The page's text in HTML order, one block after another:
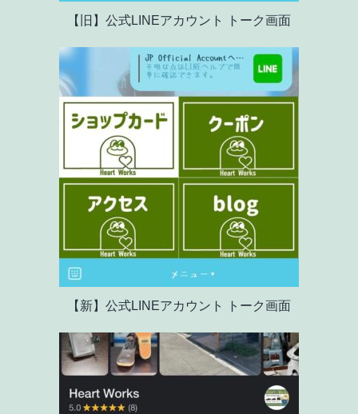
【旧】公式LINEアカウント トーク画面
【新】公式LINEアカウント トーク画面